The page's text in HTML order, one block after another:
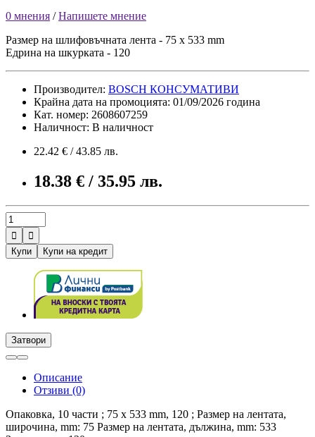
0 мнения /Напишете мнение
Размер на шлифовъчната лента - 75 x 533 mm
Едрина на шкурката - 120
Производител: BOSCH КОНСУМАТИВИ
Крайна дата на промоцията: 01/09/2026 година
Кат. номер: 2608607259
Наличност: В наличност
22.42 € / 43.85 лв.
18.38 € / 35.95 лв.


Купи
Купи на кредит
Затвори
Описание
Отзиви (0)
Опаковка, 10 части ; 75 x 533 mm, 120 ; Размер на лентата,
широчина, mm: 75 Размер на лентата, дължина, mm: 533